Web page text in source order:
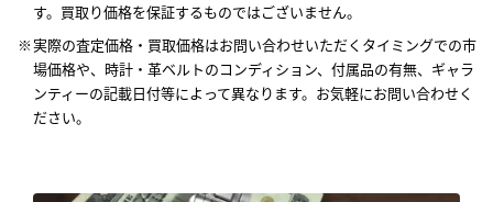
す。買取り価格を保証するものではございません。
実際の査定価格・買取価格はお問い合わせいただくタイミングでの市
場価格や、時計・革ベルトのコンディション、付属品の有無、ギャラ
ンティーの記載日付等によって異なります。お気軽にお問い合わせく
ださい。